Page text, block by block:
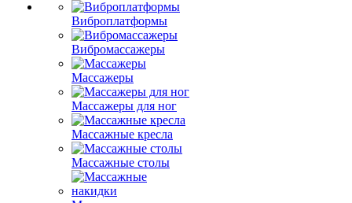
Виброплатформы
Вибромассажеры
Массажеры
Массажеры для ног
Массажные кресла
Массажные столы